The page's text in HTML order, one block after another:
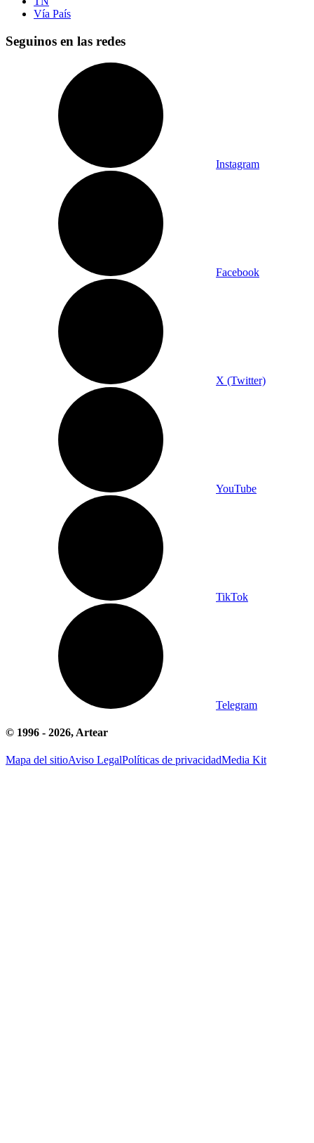
Vía País
Seguinos en las redes
Instagram
Facebook
X (Twitter)
YouTube
TikTok
Telegram
© 1996 - 2026, Artear
Mapa del sitioAviso LegalPolíticas de privacidadMedia Kit